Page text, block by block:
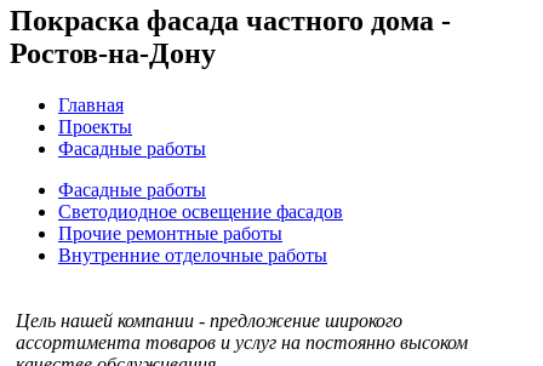
Покраска фасада частного дома -
Ростов-на-Дону
Главная
Проекты
Фасадные работы
Фасадные работы
Светодиодное освещение фасадов
Прочие ремонтные работы
Внутренние отделочные работы
Цель нашей компании - предложение широкого
ассортимента товаров и услуг на постоянно высоком